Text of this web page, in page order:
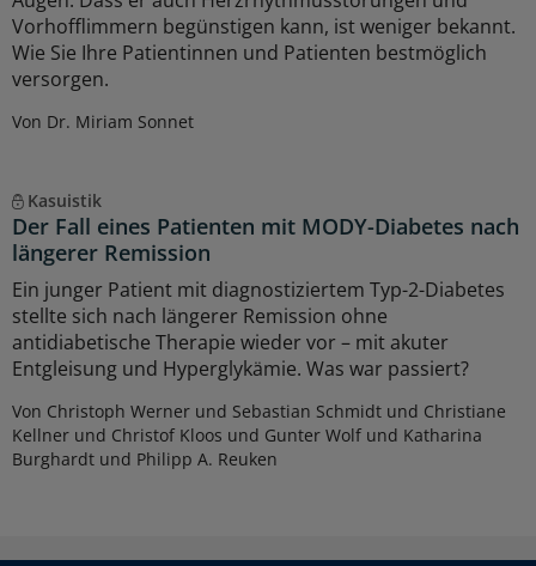
Vorhofflimmern begünstigen kann, ist weniger bekannt.
Wie Sie Ihre Patientinnen und Patienten bestmöglich
versorgen.
Von Dr. Miriam Sonnet
Kasuistik
Der Fall eines Patienten mit MODY-Diabetes nach
längerer Remission
Ein junger Patient mit diagnostiziertem Typ-2-Diabetes
stellte sich nach längerer Remission ohne
antidiabetische Therapie wieder vor – mit akuter
Entgleisung und Hyperglykämie. Was war passiert?
Von Christoph Werner und Sebastian Schmidt und Christiane
Kellner und Christof Kloos und Gunter Wolf und Katharina
Burghardt und Philipp A. Reuken